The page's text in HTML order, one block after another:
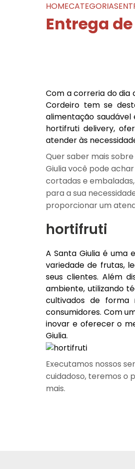
HOMECATEGORIAS
Entrega
Com a correria do dia
Cordeiro tem se
alimentação saudável
hortifruti delivery,
atender às
Quer saber mais
Giulia você pode
cortadas e
para a sua
proporcionar um
hortifruti
A Santa Giulia é uma
variedade de frutas,
seus clientes. Além
ambiente, utilizando
cultivados de forma
consumidores. Com
inovar e oferecer o
Giulia.
Executamos nossos
cuidadoso, teremos o
mais.